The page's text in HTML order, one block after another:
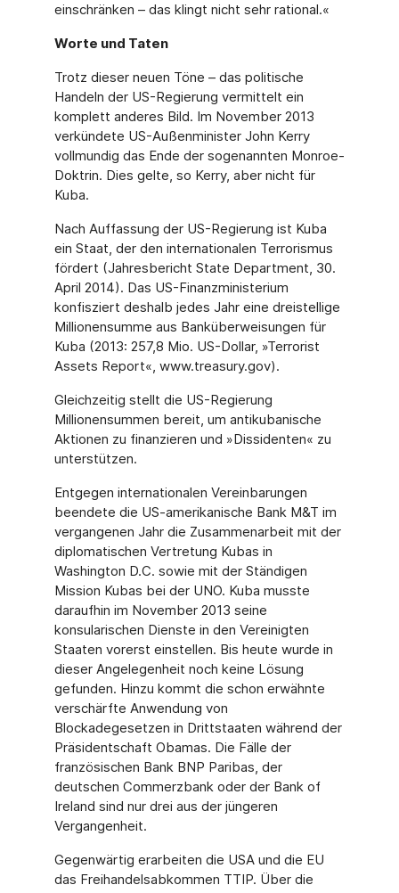
einschränken – das klingt nicht sehr rational.«
Worte und Taten
Trotz dieser neuen Töne – das politische
Handeln der US-Regierung vermittelt ein
komplett anderes Bild. Im November 2013
verkündete US-Außenminister John Kerry
vollmundig das Ende der sogenannten Monroe-
Doktrin. Dies gelte, so Kerry, aber nicht für
Kuba.
Nach Auffassung der US-Regierung ist Kuba
ein Staat, der den internationalen Terrorismus
fördert (Jahresbericht State Department, 30.
April 2014). Das US-Finanzministerium
konfisziert deshalb jedes Jahr eine dreistellige
Millionensumme aus Banküberweisungen für
Kuba (2013: 257,8 Mio. US-Dollar, »Terrorist
Assets Report«, www.treasury.gov).
Gleichzeitig stellt die US-Regierung
Millionensummen bereit, um antikubanische
Aktionen zu finanzieren und »Dissidenten« zu
unterstützen.
Entgegen internationalen Vereinbarungen
beendete die US-amerikanische Bank M&T im
vergangenen Jahr die Zusammenarbeit mit der
diplomatischen Vertretung Kubas in
Washington D.C. sowie mit der Ständigen
Mission Kubas bei der UNO. Kuba musste
daraufhin im November 2013 seine
konsularischen Dienste in den Vereinigten
Staaten vorerst einstellen. Bis heute wurde in
dieser Angelegenheit noch keine Lösung
gefunden. Hinzu kommt die schon erwähnte
verschärfte Anwendung von
Blockadegesetzen in Drittstaaten während der
Präsidentschaft Obamas. Die Fälle der
französischen Bank BNP Paribas, der
deutschen Commerzbank oder der Bank of
Ireland sind nur drei aus der jüngeren
Vergangenheit.
Gegenwärtig erarbeiten die USA und die EU
das Freihandelsabkommen TTIP. Über die